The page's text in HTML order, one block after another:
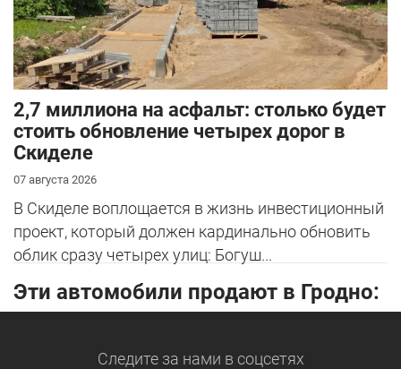
2,7 миллиона на асфальт: столько будет
стоить обновление четырех дорог в
Скиделе
07 августа 2026
В Скиделе воплощается в жизнь инвестиционный
проект, который должен кардинально обновить
облик сразу четырех улиц: Богуш...
Эти автомобили продают в Гродно:
Следите за нами в соцсетях